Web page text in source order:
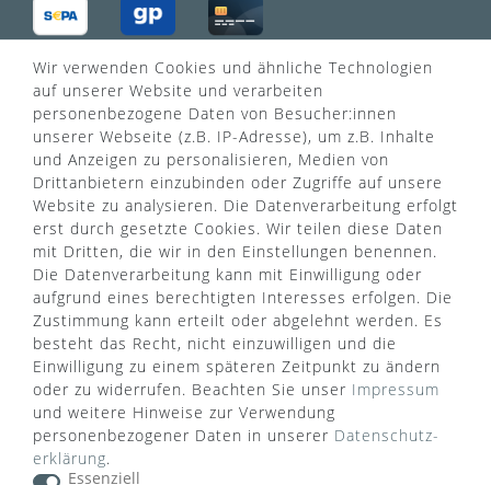
VERSANDART
WUSSTEN SIE SCHON?
Das Käufersiegel des Händlerbunds garantiert Ihnen
100%.-ige Zahlungssicherheit, größtmöglichen
Wir verwenden Cookies und ähnliche Technologien
auf unserer Website und verarbeiten
personenbezogene Daten von Besucher:innen
unserer Webseite (z.B. IP-Adresse), um z.B. Inhalte
und Anzeigen zu personalisieren, Medien von
Drittanbietern einzubinden oder Zugriffe auf unsere
Website zu analysieren. Die Datenverarbeitung erfolgt
erst durch gesetzte Cookies. Wir teilen diese Daten
mit Dritten, die wir in den Einstellungen benennen.
Die Datenverarbeitung kann mit Einwilligung oder
aufgrund eines berechtigten Interesses erfolgen. Die
Zustimmung kann erteilt oder abgelehnt werden. Es
besteht das Recht, nicht einzuwilligen und die
Einwilligung zu einem späteren Zeitpunkt zu ändern
oder zu widerrufen. Beachten Sie unser Impressum
und weitere Hinweise zur Verwendung
personenbezogener Daten in unserer Daten­schutz­
erklärung.
Essenziell